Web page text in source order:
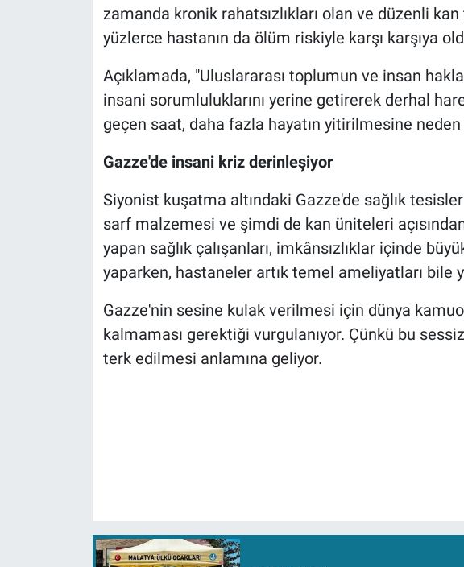
zamanda kronik rahatsızlıkları olan ve düzenli
yüzlerce hastanın da ölüm riskiyle karşı karşıya
Açıklamada, "Uluslararası toplumun ve insan
insani sorumluluklarını yerine getirerek derhal
geçen saat, daha fazla hayatın yitirilmesine
Gazze'de insani kriz derinleşiyor
Siyonist kuşatma altındaki Gazze'de sağlık
sarf malzemesi ve şimdi de kan üniteleri
yapan sağlık çalışanları, imkânsızlıklar içinde
yaparken, hastaneler artık temel ameliyatları bile
Gazze'nin sesine kulak verilmesi için dünya
kalmaması gerektiği vurgulanıyor. Çünkü bu
terk edilmesi anlamına geliyor.